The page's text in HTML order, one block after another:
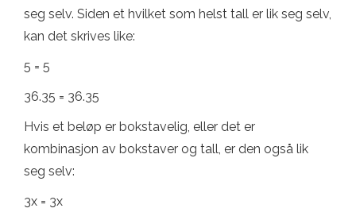
seg selv. Siden et hvilket som helst tall er lik seg selv,
kan det skrives like:
5 = 5
36.35 = 36.35
Hvis et beløp er bokstavelig, eller det er
kombinasjon av bokstaver og tall, er den også lik
seg selv:
3x = 3x